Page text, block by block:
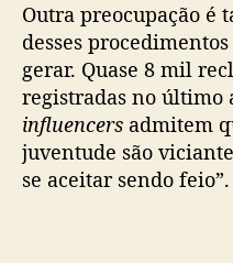
Outra preocupação é
desses
gerar. Quase 8 mil
registradas no último
influencers admitem
juventude são
se aceitar sendo feio”.